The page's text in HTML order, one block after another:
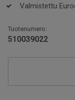
Valmistettu
Tuotenumero:
510039022